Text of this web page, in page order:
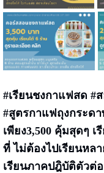
#เรียนชงกาแฟสด
#สูตรกาแฟถุงกระด
เพียง3,500 คุ้มสุดๆ เ
ที่ ไม่ต้องไปเรียนหล
เรียนภาคปฎิบัติตัวต่อ